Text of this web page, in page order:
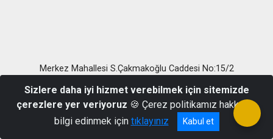
Merkez Mahallesi S.Çakmakoğlu Caddesi No:15/2
Telefon:(324) 841 31 55 Belgegeçer:(324)841 30 27
Sizlere daha iyi hizmet verebilmek için sitemizde
çerezlere yer veriyoruz 🍪 Çerez politikamız hakkında
bilgi edinmek için tıklayınız Kabul et